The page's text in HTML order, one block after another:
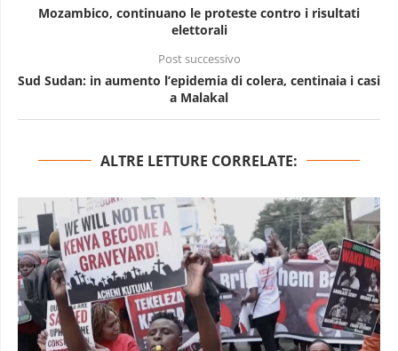
Mozambico, continuano le proteste contro i risultati
elettorali
Post successivo
Sud Sudan: in aumento l’epidemia di colera, centinaia i casi
a Malakal
ALTRE LETTURE CORRELATE: